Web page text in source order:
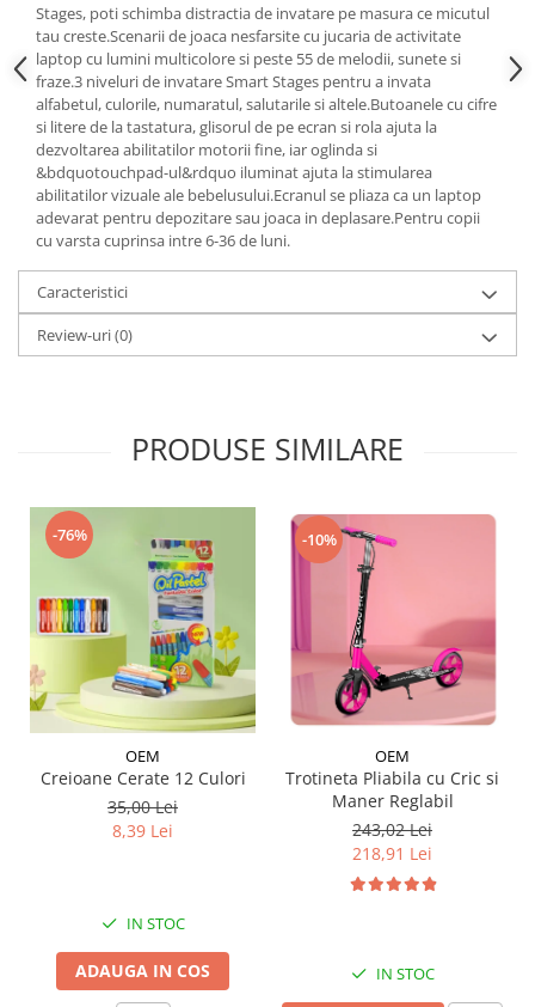
Stages, poti schimba distractia de invatare pe masura ce micutul
tau creste.Scenarii de joaca nesfarsite cu jucaria de activitate
laptop cu lumini multicolore si peste 55 de melodii, sunete si
fraze.3 niveluri de invatare Smart Stages pentru a invata
alfabetul, culorile, numaratul, salutarile si altele.Butoanele cu cifre
si litere de la tastatura, glisorul de pe ecran si rola ajuta la
dezvoltarea abilitatilor motorii fine, iar oglinda si
&bdquotouchpad-ul&rdquo iluminat ajuta la stimularea
abilitatilor vizuale ale bebelusului.Ecranul se pliaza ca un laptop
adevarat pentru depozitare sau joaca in deplasare.Pentru copii
cu varsta cuprinsa intre 6-36 de luni.
Caracteristici
Review-uri(0)
PRODUSE SIMILARE
-76%
OEM
Creioane Cerate 12 Culori
35,00 Lei
8,39 Lei
IN STOC
ADAUGA IN COS
-10%
OEM
Trotineta Pliabila cu Cric si
Maner Reglabil
243,02 Lei
218,91 Lei
IN STOC